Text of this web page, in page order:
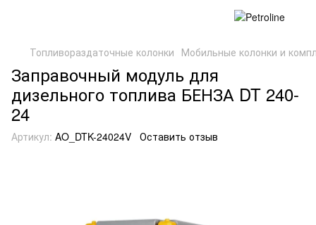
Топливораздаточные колонки Мобильные колонки и
Заправочный модуль для
дизельного топлива БЕНЗА DT 240-
24
Артикул: AO_DTK-24024V Оставить отзыв